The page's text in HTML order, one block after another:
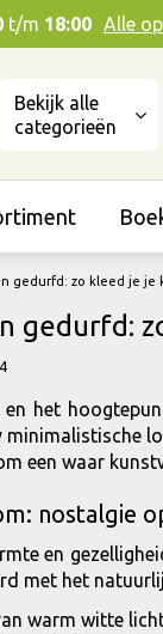
gedurfd: zo kleed je je
t/m 18:00 Alle
Bekijk alle
categorieën
gedurfd:
het
minimalistische
een waar
nostalgie
en
met het
warm witte